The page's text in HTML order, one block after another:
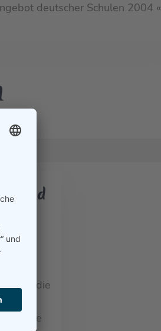
deutscher Schulen 2004 «
und
Meiß die
auf